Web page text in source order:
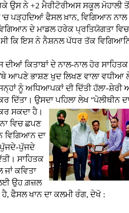
ਨੇ +2 ਮੈਰੀਟੋਰੀਅਸ ਸਕੂਲ ਮੋਹਾਲੀ ਤੋਂ
ਪੜ੍ਹਦਿਆਂ ਫੈਸਲ ਖ਼ਾਨ, ਵਿਗਿਆਨ ਨਾਲ
ਦੇ ਮਾਡਲ ਹਰੇਕ ਪ੍ਰਤਿਯੋਗਤਾ
ਕਿ ਇਸ ਨੇ ਨੈਸ਼ਨਲ ਪੱਧਰ ਤੱਕ
ਕਿਤਾਬਾਂ ਦੇ ਨਾਲ-ਨਾਲ ਹੋਰ
ਆਪਣੇ ਭਾਸ਼ਣ ਖੁਦ ਲਿਖਣ ਵਾਲਾ
ਨੂੰ ਅਧਿਆਪਕਾਂ ਦੀ ਦਿੱਤੀ ਹੱਲਾ-ਸ਼ੇਰੀ
ਉਸਦਾ ਪਹਿਲਾ ਲੇਖ ''ਪੋਲੀਥੀਨ
ਸਕਦਾ ਹੈ।
ਵਿਚ ਛਪਣ
ਵਿਗਿਆਨ ਦਾ
ਪੁੱਜਦੇ-ਪੁੱਜਦੇ
ਸਾਹਿਤਕ
ਕਵਿਤਾ
ਉਹ ਗ਼ਜ਼ਲ
ਫੈਸਲ ਖਾਨ ਦਾ ਕਲਮੀ ਰੰਗ, ਦੇਖੋ :